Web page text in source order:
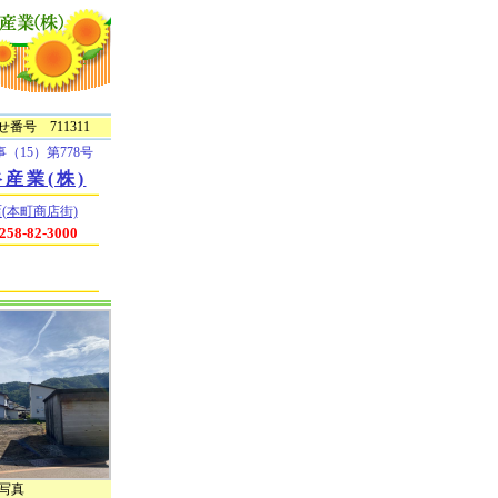
番号 711311
（15）第778号
産業(株)
(本町商店街)
82-3000
真